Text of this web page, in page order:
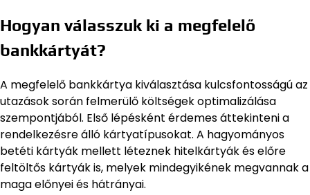
Hogyan válasszuk ki a megfelelő
bankkártyát?
A megfelelő bankkártya kiválasztása kulcsfontosságú az
utazások során felmerülő költségek optimalizálása
szempontjából. Első lépésként érdemes áttekinteni a
rendelkezésre álló kártyatípusokat. A hagyományos
betéti kártyák mellett léteznek hitelkártyák és előre
feltöltős kártyák is, melyek mindegyikének megvannak a
maga előnyei és hátrányai.